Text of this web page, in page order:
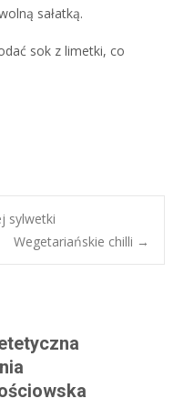
sałatką.
sok z limetki, co
sylwetki
Wegetariańskie chilli →